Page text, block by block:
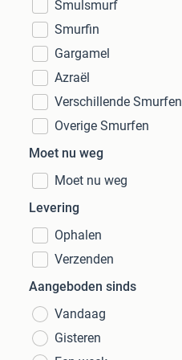
Smulsmurf
Smurfin
Gargamel
Azraël
Verschillende Smurfen
Overige Smurfen
Moet nu weg
Moet nu weg
Levering
Ophalen
Verzenden
Aangeboden sinds
Vandaag
Gisteren